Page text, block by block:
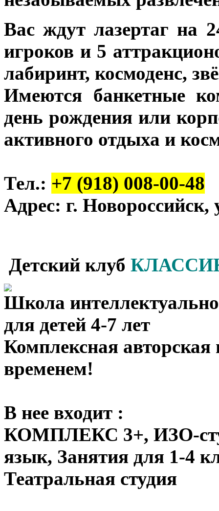
Вас ждут лазертаг на
игроков и 5
лабиринт, космоденс,
Имеются банкетные
день рождения или
активного отдыха и
Тел.: +7 (918) 008-00-48
Адрес: г.
Детский клуб
Школа
для детей 4-7 лет
Комплексная
временем!
В нее входит :
КОМПЛЕКС 3+, ИЗО-
язык, Занятия для 1-4
Театральная студия